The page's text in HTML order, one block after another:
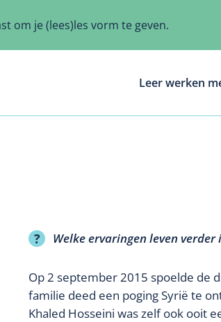
om je (lees)les vorm te geven.
Leer werken
Welke ervaringen leven
Op 2 september 2015 spoelde de
familie deed een poging Syrië te
Khaled Hosseini was zelf ook ooit